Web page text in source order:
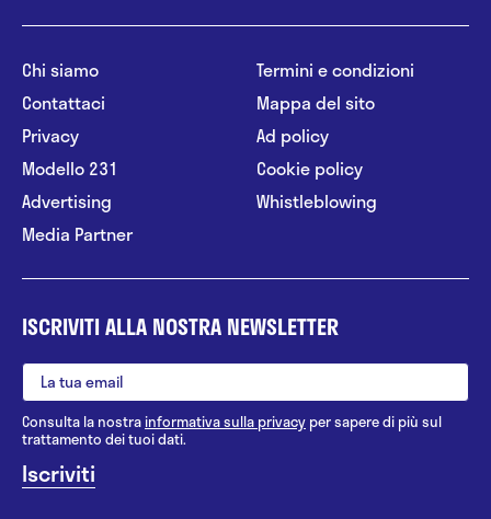
Chi siamo
Contattaci
Privacy
Modello 231
Advertising
Media Partner
Termini e condizioni
Mappa del sito
Ad policy
Cookie policy
Whistleblowing
ISCRIVITI ALLA NOSTRA NEWSLETTER
Consulta la nostrainformativa sulla privacy per sapere di più sul
trattamento dei tuoi dati.